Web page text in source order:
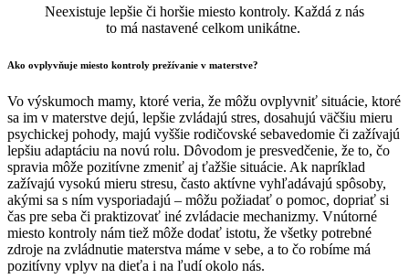
Neexistuje lepšie či horšie miesto kontroly. Každá z nás
to má nastavené celkom unikátne.
Ako ovplyvňuje miesto kontroly prežívanie v materstve?
Vo výskumoch mamy, ktoré veria, že môžu ovplyvniť situácie, ktoré
sa im v materstve dejú, lepšie zvládajú stres, dosahujú väčšiu mieru
psychickej pohody, majú vyššie rodičovské sebavedomie či zažívajú
lepšiu adaptáciu na novú rolu. Dôvodom je presvedčenie, že to, čo
spravia môže pozitívne zmeniť aj ťažšie situácie. Ak napríklad
zažívajú vysokú mieru stresu, často aktívne vyhľadávajú spôsoby,
akými sa s ním vysporiadajú – môžu požiadať o pomoc, dopriať si
čas pre seba či praktizovať iné zvládacie mechanizmy. Vnútorné
miesto kontroly nám tiež môže dodať istotu, že všetky potrebné
zdroje na zvládnutie materstva máme v sebe, a to čo robíme má
pozitívny vplyv na dieťa i na ľudí okolo nás.